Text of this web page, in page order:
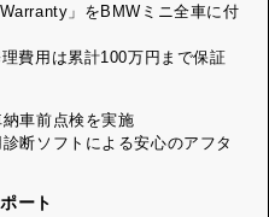
」をBMWミニ全車に付
費用は累計100万円まで保証
車前点検を実施
断ソフトによる安心のアフタ
ート